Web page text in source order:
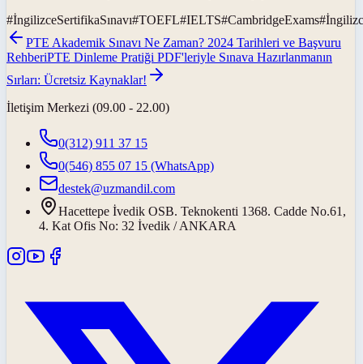
#İngilizceSertifikaSınavı#TOEFL#IELTS#CambridgeExams#
PTE Akademik Sınavı Ne Zaman? 2024 Tarihleri ve Başvuru
RehberiPTE Dinleme Pratiği PDF'leriyle Sınava Hazırlanmanın
Sırları: Ücretsiz Kaynaklar!
İletişim Merkezi (09.00 - 22.00)
0(312) 911 37 15
0(546) 855 07 15 (WhatsApp)
destek@uzmandil.com
Hacettepe İvedik OSB. Teknokenti 1368. Cadde No.61,
4. Kat Ofis No: 32 İvedik / ANKARA